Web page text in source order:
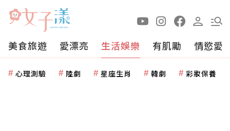
美食旅遊 愛漂亮 生活娛樂 有肌勵 情慾愛
心理測驗 陸劇 星座生肖 韓劇 彩妝保養